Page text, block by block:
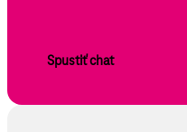
Spustiť chat